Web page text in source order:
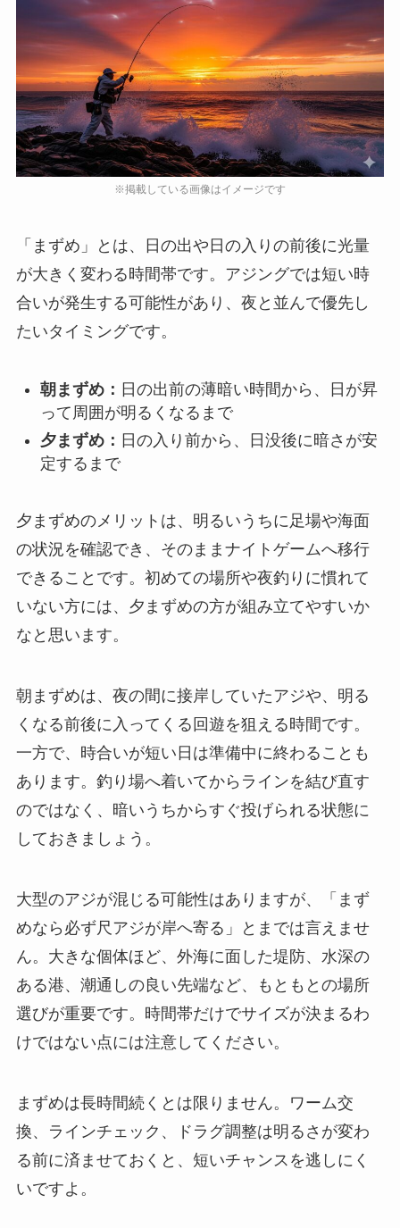
「まずめ」とは、日の出や日の入りの前後に光量
が大きく変わる時間帯です。アジングでは短い時
合いが発生する可能性があり、夜と並んで優先し
たいタイミングです。
朝まずめ： 日の出前の薄暗い時間から、日が昇
って周囲が明るくなるまで
夕まずめ： 日の入り前から、日没後に暗さが安
定するまで
夕まずめのメリットは、明るいうちに足場や海面
の状況を確認でき、そのままナイトゲームへ移行
できることです。初めての場所や夜釣りに慣れて
いない方には、夕まずめの方が組み立てやすいか
なと思います。
朝まずめは、夜の間に接岸していたアジや、明る
くなる前後に入ってくる回遊を狙える時間です。
一方で、時合いが短い日は準備中に終わることも
あります。釣り場へ着いてからラインを結び直す
のではなく、暗いうちからすぐ投げられる状態に
しておきましょう。
大型のアジが混じる可能性はありますが、「まず
めなら必ず尺アジが岸へ寄る」とまでは言えませ
ん。大きな個体ほど、外海に面した堤防、水深の
ある港、潮通しの良い先端など、もともとの場所
選びが重要です。時間帯だけでサイズが決まるわ
けではない点には注意してください。
まずめは長時間続くとは限りません。ワーム交
換、ラインチェック、ドラグ調整は明るさが変わ
る前に済ませておくと、短いチャンスを逃しにく
いですよ。